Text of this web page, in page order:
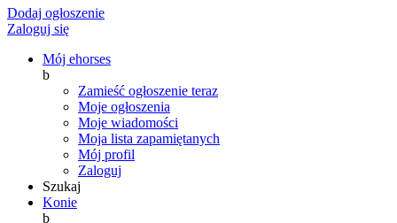
Dodaj ogłoszenie
Zaloguj się
Mój ehorses
b
Zamieść ogłoszenie teraz
Moje ogłoszenia
Moje wiadomości
Moja lista zapamiętanych
Mój profil
Zaloguj
Szukaj
Konie
b